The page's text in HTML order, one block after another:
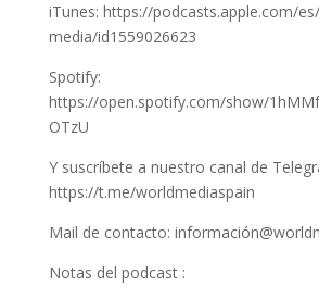
iTunes: https://podcasts.apple.com/
media/id1559026623
Spotify:
https://open.spotify.com/show/
OTzU
Y suscríbete a nuestro canal de
https://t.me/worldmediaspain
Mail de contacto:
Notas del podcast :